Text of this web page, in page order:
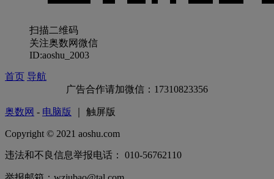
扫描二维码
关注奥数网微信
ID:aoshu_2003
首页 导航
广告合作请加微信：17310823356
奥数网 - 电脑版 ｜ 触屏版
Copyright © 2021 aoshu.com
违法和不良信息举报电话： 010-56762110